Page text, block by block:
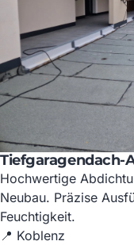
Tiefgaragendach-
Hochwertige
Neubau. Präzise
Feuchtigkeit.
📍 Koblenz